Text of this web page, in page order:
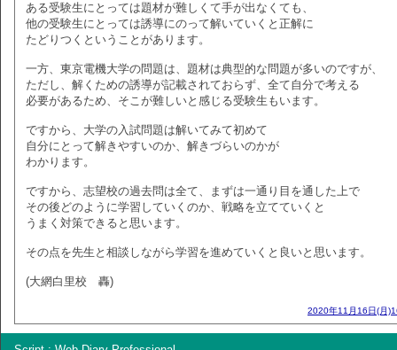
ある受験生にとっては題材が難しくて手が出なくても、
他の受験生にとっては誘導にのって解いていくと正解に
たどりつくということがあります。
一方、東京電機大学の問題は、題材は典型的な問題が多いのですが、
ただし、解くための誘導が記載されておらず、全て自分で考える
必要があるため、そこが難しいと感じる受験生もいます。
ですから、大学の入試問題は解いてみて初めて
自分にとって解きやすいのか、解きづらいのかが
わかります。
ですから、志望校の過去問は全て、まずは一通り目を通した上で
その後どのように学習していくのか、戦略を立てていくと
うまく対策できると思います。
その点を先生と相談しながら学習を進めていくと良いと思います。
(大網白里校 轟)
2020年11月16日(月